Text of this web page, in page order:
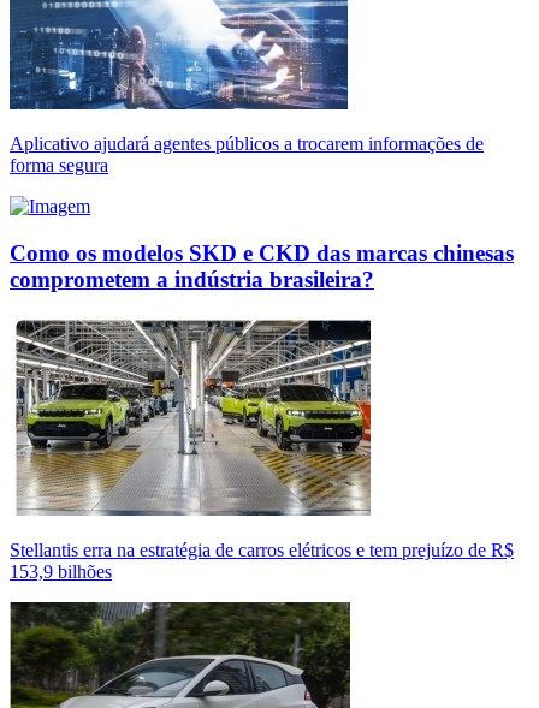
Aplicativo ajudará agentes públicos a trocarem informações de
forma segura
Como os modelos SKD e CKD das marcas chinesas
comprometem a indústria brasileira?
Stellantis erra na estratégia de carros elétricos e tem prejuízo de R$
153,9 bilhões